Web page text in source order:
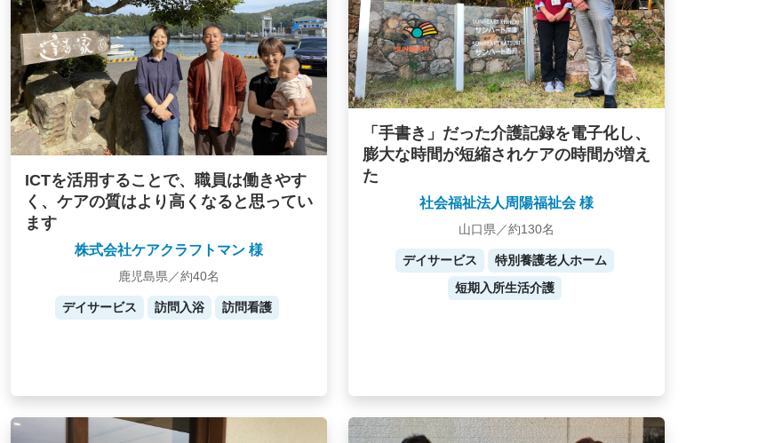
ICTを活用することで、職員は働きやす
く、ケアの質はより高くなると思ってい
ます
株式会社ケアクラフトマン 様
鹿児島県／約40名
デイサービス 訪問入浴 訪問看護
「手書き」だった介護記録を電子化し、
膨大な時間が短縮されケアの時間が増え
た
社会福祉法人周陽福祉会 様
山口県／約130名
デイサービス
特別養護老人ホーム
短期入所生活介護